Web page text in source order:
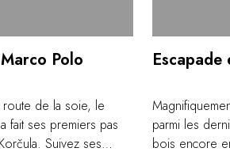
Polo
route de la soie, le
fait ses premiers pas
Suivez ses
parmi les
bois encore